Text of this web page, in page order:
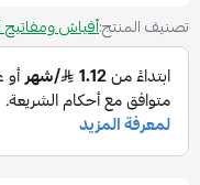
تصنيف المنتج:أفياش ومفاتيح MFZ